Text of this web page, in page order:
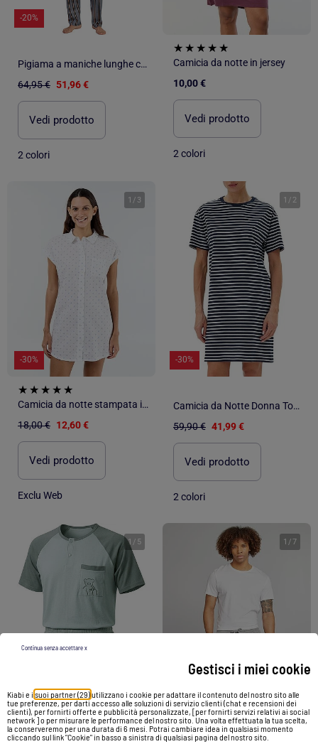
Gestisci i miei cookie
Kiabi e i suoi partner (29)utilizzano i cookie per adattare il contenuto del nostro sito alle
tue preferenze, per darti accesso alle soluzioni di servizio clienti (chat e recensioni dei
clienti), per fornirti offerte e pubblicità personalizzate, [per fornirti servizi relativi ai social
network ] o per misurare le performance del nostro sito. Una volta effettuata la tua scelta,
la conserveremo per una durata di 6 mesi. Potrai cambiare idea in qualsiasi momento
cliccando sul link "Cookie" in basso a sinistra di qualsiasi pagina del nostro sito.
Continua senza accettare x
-20%
Pigiama a maniche lunghe con patta a punta da uomo ANTONIO MIRO
64,95 € 51,96 €
Vedi prodotto
2 colori
Camicia da notte in jersey
10,00 €
Vedi prodotto
2 colori
1 / 3
-30%
Camicia da notte stampata in voile di cotone
18,00 € 12,60 €
Vedi prodotto
Exclu Web
1 / 2
-30%
Camicia da Notte Donna Tommy Hilfiger a Righe - Taglia XL
59,90 € 41,99 €
Vedi prodotto
2 colori
1 / 5
-50%
1 /7